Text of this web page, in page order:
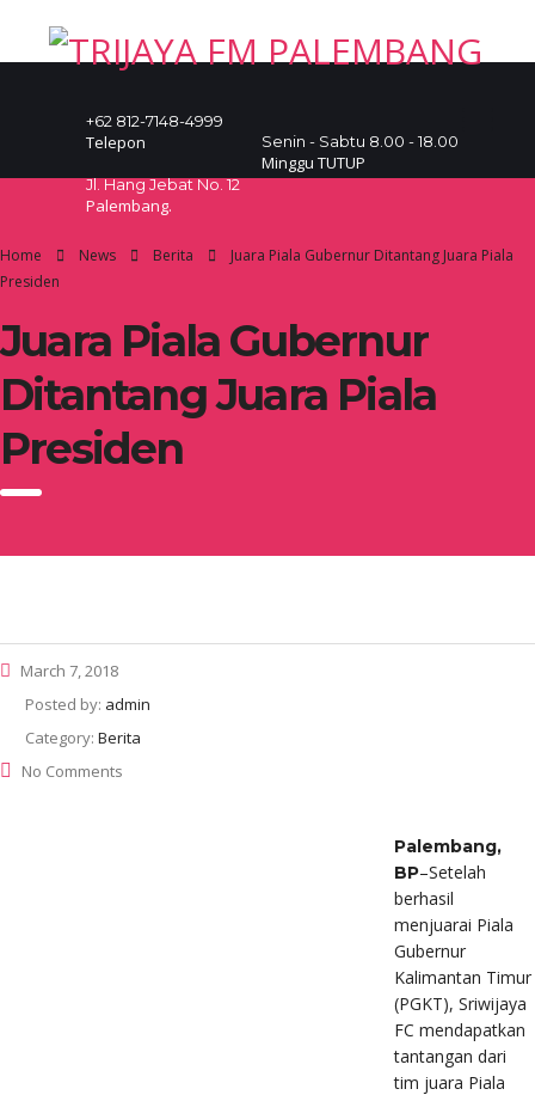
+62 812-7148-4999
Telepon Senin - Sabtu 8.00 - 18.00
Minggu TUTUP
Jl. Hang Jebat No. 12
Palembang.
Home News Berita
Juara Piala Gubernur Ditantang Juara Piala
Presiden
Juara Piala Gubernur
Ditantang Juara Piala
Presiden
March 7, 2018
Posted by: admin
Category: Berita
No Comments
Palembang,
BP–Setelah
berhasil
menjuarai Piala
Gubernur
Kalimantan Timur
(PGKT), Sriwijaya
FC mendapatkan
tantangan dari
tim juara Piala